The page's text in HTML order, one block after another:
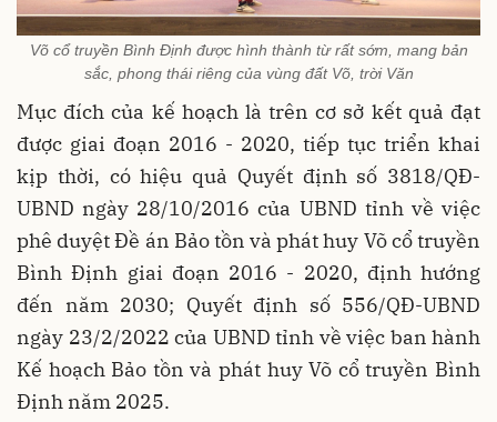
Võ cổ truyền Bình Định được hình thành từ rất sớm, mang bản
sắc, phong thái riêng của vùng đất Võ, trời Văn
Mục đích của kế hoạch là trên cơ sở kết quả đạt
được giai đoạn 2016 - 2020, tiếp tục triển khai
kịp thời, có hiệu quả Quyết định số 3818/QĐ-
UBND ngày 28/10/2016 của UBND tỉnh về việc
phê duyệt Đề án Bảo tồn và phát huy Võ cổ truyền
Bình Định giai đoạn 2016 - 2020, định hướng
đến năm 2030; Quyết định số 556/QĐ-UBND
ngày 23/2/2022 của UBND tỉnh về việc ban hành
Kế hoạch Bảo tồn và phát huy Võ cổ truyền Bình
Định năm 2025.